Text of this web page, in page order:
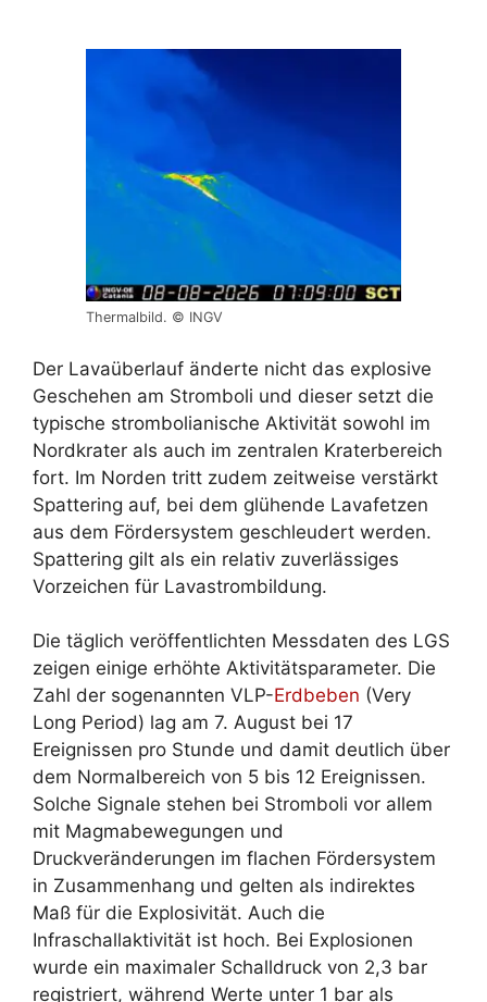
Thermalbild. © INGV
Der Lavaüberlauf änderte nicht das explosive
Geschehen am Stromboli und dieser setzt die
typische strombolianische Aktivität sowohl im
Nordkrater als auch im zentralen Kraterbereich
fort. Im Norden tritt zudem zeitweise verstärkt
Spattering auf, bei dem glühende Lavafetzen
aus dem Fördersystem geschleudert werden.
Spattering gilt als ein relativ zuverlässiges
Vorzeichen für Lavastrombildung.
Die täglich veröffentlichten Messdaten des LGS
zeigen einige erhöhte Aktivitätsparameter. Die
Zahl der sogenannten VLP-Erdbeben (Very
Long Period) lag am 7. August bei 17
Ereignissen pro Stunde und damit deutlich über
dem Normalbereich von 5 bis 12 Ereignissen.
Solche Signale stehen bei Stromboli vor allem
mit Magmabewegungen und
Druckveränderungen im flachen Fördersystem
in Zusammenhang und gelten als indirektes
Maß für die Explosivität. Auch die
Infraschallaktivität ist hoch. Bei Explosionen
wurde ein maximaler Schalldruck von 2,3 bar
registriert, während Werte unter 1 bar als